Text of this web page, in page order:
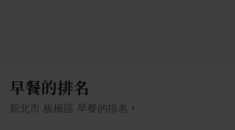
早餐的排名
新北市 板橋區 早餐的排名 ›